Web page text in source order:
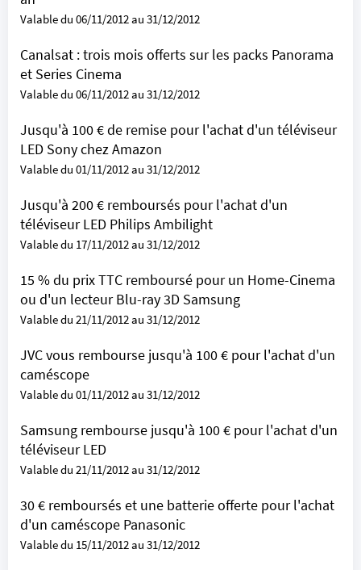
Valable du 06/11/2012 au 31/12/2012
Canalsat : trois mois offerts sur les packs Panorama
et Series Cinema
Valable du 06/11/2012 au 31/12/2012
Jusqu'à 100 € de remise pour l'achat d'un téléviseur
LED Sony chez Amazon
Valable du 01/11/2012 au 31/12/2012
Jusqu'à 200 € remboursés pour l'achat d'un
téléviseur LED Philips Ambilight
Valable du 17/11/2012 au 31/12/2012
15 % du prix TTC remboursé pour un Home-Cinema
ou d'un lecteur Blu-ray 3D Samsung
Valable du 21/11/2012 au 31/12/2012
JVC vous rembourse jusqu'à 100 € pour l'achat d'un
caméscope
Valable du 01/11/2012 au 31/12/2012
Samsung rembourse jusqu'à 100 € pour l'achat d'un
téléviseur LED
Valable du 21/11/2012 au 31/12/2012
30 € remboursés et une batterie offerte pour l'achat
d'un caméscope Panasonic
Valable du 15/11/2012 au 31/12/2012